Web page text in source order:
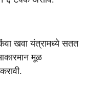
खवा यंत्रामध्ये सतत
मूळ